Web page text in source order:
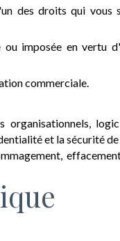
des droits qui vous
ou imposée en vertu
commerciale.
organisationnels,
et la sécurité de